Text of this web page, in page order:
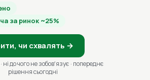
за ринок ~25%
чи схвалять →
ні до чого не зобовʼязує · попереднє
рішення сьогодні